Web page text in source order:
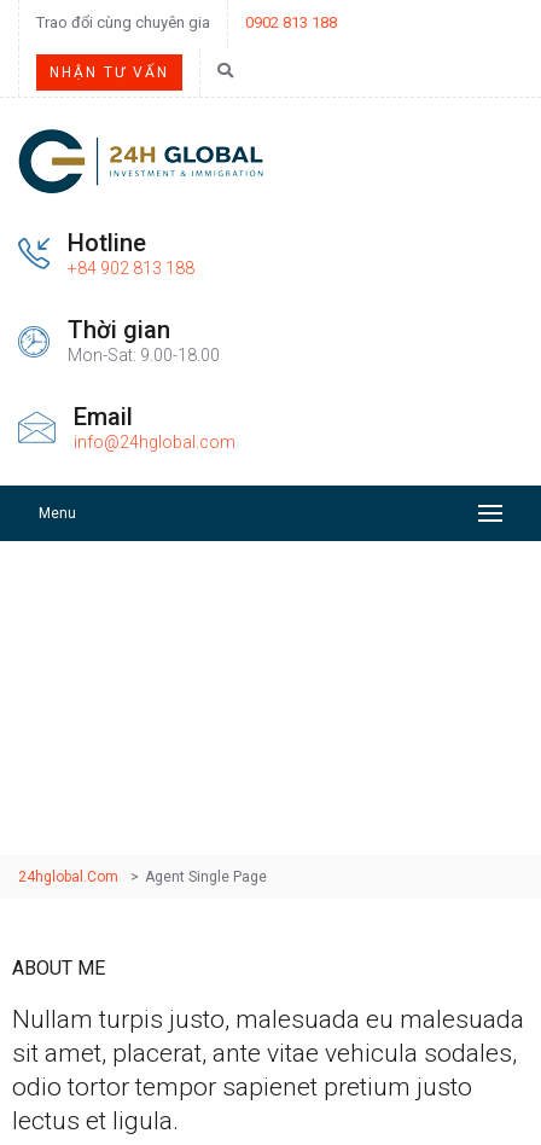
Trao đổi cùng chuyên gia 0902 813 188
NHẬN TƯ VẤN
Hotline
+84 902 813 188
Thời gian
Mon-Sat: 9.00-18.00
Email
info@24hglobal.com
Menu
24hglobal.com > Agent Single Page
ABOUT ME
Nullam turpis justo, malesuada eu malesuada
sit amet, placerat, ante vitae vehicula sodales,
odio tortor tempor sapienet pretium justo
lectus et ligula.